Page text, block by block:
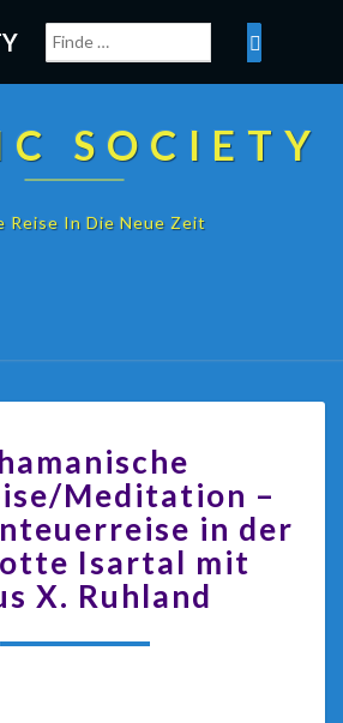
SOCIETY
Reise In Die Neue Zeit
Meditation –
in der
Isartal mit
X. Ruhland